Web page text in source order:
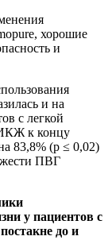
хорошие
и
и на
с легкой
к концу
83,8% (p ≤ 0,02)
ПВГ
у пациентов с
до и